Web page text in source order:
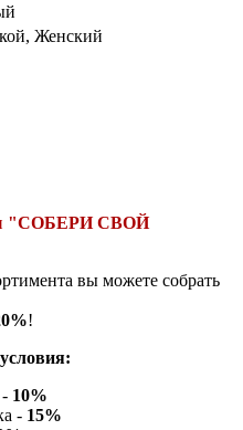
Женский
"СОБЕРИ СВОЙ
вы можете собрать
!
10%
- 15%